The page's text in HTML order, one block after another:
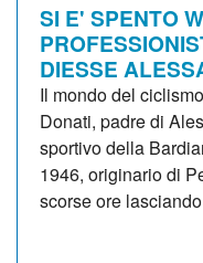
SI E' SPENTO
DIESSE
Il mondo del
Donati, padre di
sportivo della
1946, originario di
scorse ore